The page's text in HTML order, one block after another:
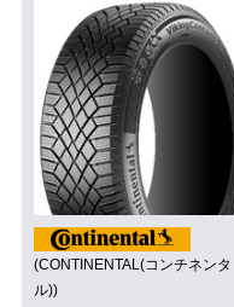
(CONTINENTAL(コンチネンタ
ル))